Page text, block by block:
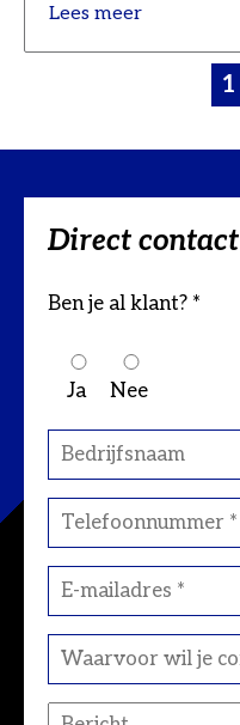
Lees meer
1
Direct contact
Ben je al klant? *
Ja Nee